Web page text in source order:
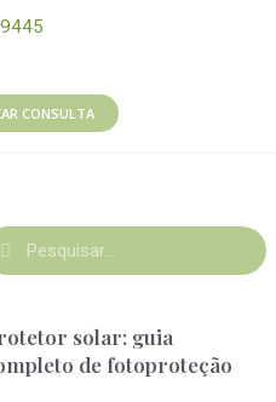
CONSULTA
solar: guia
de fotoproteção